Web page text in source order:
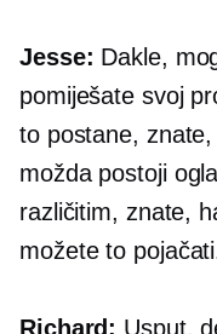
Jesse: Dakle,
pomiješate svoj
to postane,
možda postoji
različitim, znate,
možete to
Richard: Usput,